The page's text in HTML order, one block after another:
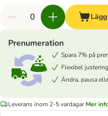
Prenumeration
Spara 7% på
Flexibel
Ändra, pausa
Leverans inom 2-5 vardagar Mer